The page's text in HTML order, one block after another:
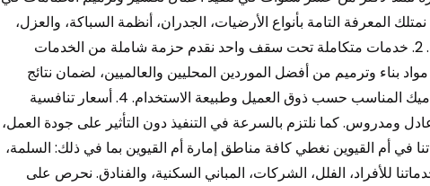
المعرفة التامة بأنواع الأرضيات، الجدران، أنظمة السباكة، والعزل،
مما يمكننا من تقديم الحلول المثالية لكل حالة. 2. خدمات متكاملة تحت سقف واحد نقدم حزمة شاملة من الخدمات
مواد بناء وترميم من أفضل الموردين المحليين والعالميين، لضمان نتائج
تدوم لسنوات طويلة. كما نختار البلاط والسيراميك المناسب حسب ذوق العميل وطبيعة الاستخدام. 4. أسعار تنافسية
ومدروس. كما نلتزم بالسرعة في التنفيذ دون التأثير على جودة العمل،
في أم القيوين نغطي كافة مناطق إمارة أم القيوين بما في ذلك: السلمة،
للأفراد، الفلل، الشركات، المباني السكنية، والفنادق. نحرص على